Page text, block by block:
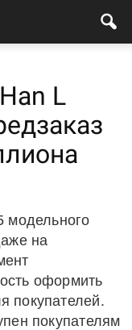
L
модельного
на
оформить
покупателей.
покупателям